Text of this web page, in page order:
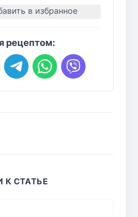
в избранное
рецептом:
К СТАТЬЕ